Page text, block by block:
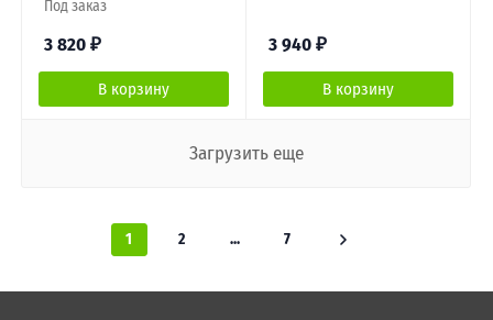
Под заказ
3 820 ₽
В корзину
3 940 ₽
В корзину
Загрузить еще
1 2 ... 7